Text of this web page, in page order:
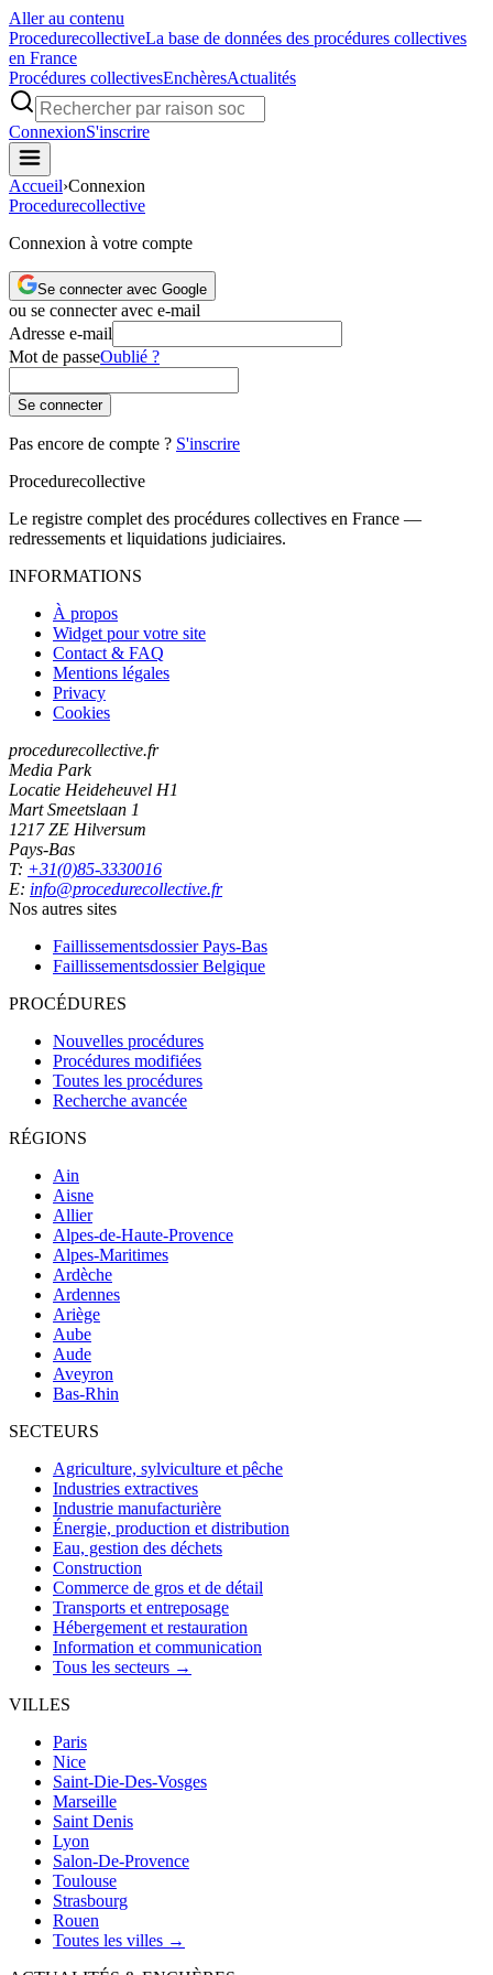
Aller au contenu
ProcedurecollectiveLa base de données des procédures collectives
en France
Procédures collectivesEnchèresActualités
ConnexionS'inscrire
Accueil›Connexion
Procedurecollective
Connexion à votre compte
Se connecter avec Google
ou se connecter avec e-mail
Adresse e-mail
Mot de passeOublié ?
Se connecter
Pas encore de compte ? S'inscrire
Procedurecollective
Le registre complet des procédures collectives en France —
redressements et liquidations judiciaires.
INFORMATIONS
À propos
Widget pour votre site
Contact & FAQ
Mentions légales
Privacy
Cookies
procedurecollective.fr
Media Park
Locatie Heideheuvel H1
Mart Smeetslaan 1
1217 ZE Hilversum
Pays-Bas
T: +31(0)85-3330016
E: info@procedurecollective.fr
Nos autres sites
Faillissementsdossier Pays-Bas
Faillissementsdossier Belgique
PROCÉDURES
Nouvelles procédures
Procédures modifiées
Toutes les procédures
Recherche avancée
RÉGIONS
Ain
Aisne
Allier
Alpes-de-Haute-Provence
Alpes-Maritimes
Ardèche
Ardennes
Ariège
Aube
Aude
Aveyron
Bas-Rhin
SECTEURS
Agriculture, sylviculture et pêche
Industries extractives
Industrie manufacturière
Énergie, production et distribution
Eau, gestion des déchets
Construction
Commerce de gros et de détail
Transports et entreposage
Hébergement et restauration
Information et communication
Tous les secteurs →
VILLES
Paris
Nice
Saint-Die-Des-Vosges
Marseille
Saint Denis
Lyon
Salon-De-Provence
Toulouse
Strasbourg
Rouen
Toutes les villes →